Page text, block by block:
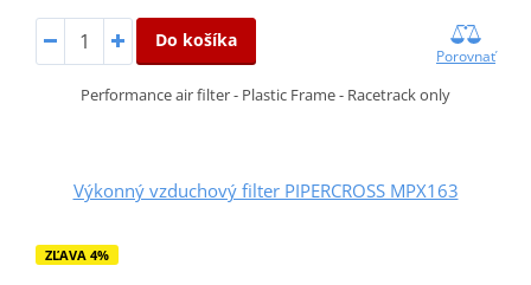
Do košíka
Porovnať
Performance air filter - Plastic Frame - Racetrack only
Výkonný vzduchový filter PIPERCROSS MPX163
ZĽAVA 4%